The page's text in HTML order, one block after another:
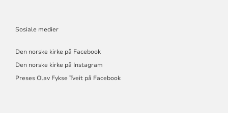
Sosiale medier
Den norske kirke på Facebook
Den norske kirke på Instagram
Preses Olav Fykse Tveit på Facebook